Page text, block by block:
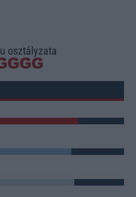
osztályzata